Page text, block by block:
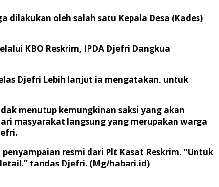
dilakukan oleh salah satu Kepala Desa (Kades)
KBO Reskrim, IPDA Djefri Dangkua
Djefri Lebih lanjut ia mengatakan, untuk
menutup kemungkinan saksi yang akan
masyarakat langsung yang merupakan warga
resmi dari Plt Kasat Reskrim. “Untuk
tandas Djefri. (Mg/habari.id)